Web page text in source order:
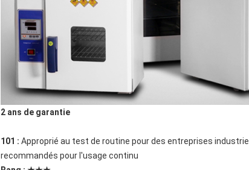
2 ans de garantie
101 : Approprié au test de routine pour des entreprises
recommandés pour l'usage continu